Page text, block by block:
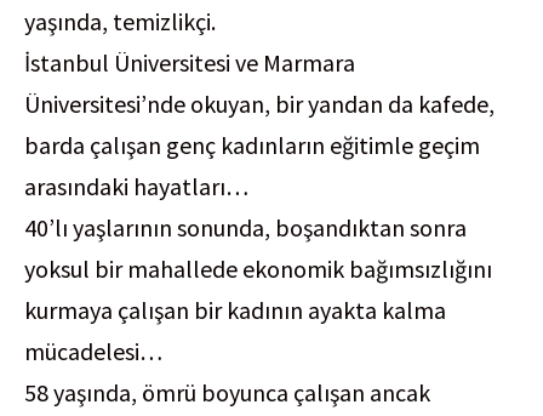
yaşında, temizlikçi.
İstanbul Üniversitesi ve Marmara
Üniversitesi’nde okuyan, bir yandan da kafede,
barda çalışan genç kadınların eğitimle geçim
arasındaki hayatları…
40’lı yaşlarının sonunda, boşandıktan sonra
yoksul bir mahallede ekonomik bağımsızlığını
kurmaya çalışan bir kadının ayakta kalma
mücadelesi…
58 yaşında, ömrü boyunca çalışan ancak